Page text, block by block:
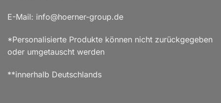
E-Mail: info@hoerner-group.de
*Personalisierte Produkte können nicht zurückgegeben
oder umgetauscht werden
**innerhalb Deutschlands